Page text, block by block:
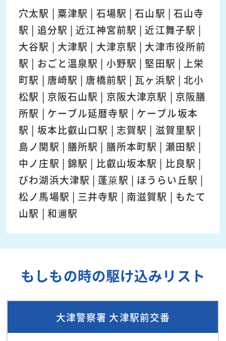
穴太駅 | 粟津駅 | 石場駅 | 石山駅 | 石山寺
駅 | 追分駅 | 近江神宮前駅 | 近江舞子駅 |
大谷駅 | 大津駅 | 大津京駅 | 大津市役所前
駅 | おごと温泉駅 | 小野駅 | 堅田駅 | 上栄
町駅 | 唐崎駅 | 唐橋前駅 | 瓦ヶ浜駅 | 北小
松駅 | 京阪石山駅 | 京阪大津京駅 | 京阪膳
所駅 | ケーブル延暦寺駅 | ケーブル坂本
駅 | 坂本比叡山口駅 | 志賀駅 | 滋賀里駅 |
島ノ関駅 | 膳所駅 | 膳所本町駅 | 瀬田駅 |
中ノ庄駅 | 錦駅 | 比叡山坂本駅 | 比良駅 |
びわ湖浜大津駅 | 蓬萊駅 | ほうらい丘駅 |
松ノ馬場駅 | 三井寺駅 | 南滋賀駅 | もたて
山駅 | 和邇駅​
もしもの時の駆け込みリスト
大津警察署 大津駅前交番